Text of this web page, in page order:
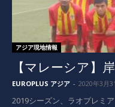
アジア現地情報
【マレーシア】
EUROPLUS アジア - 2020年3月
2019シーズン、ラオプレミ